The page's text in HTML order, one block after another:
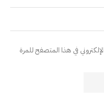
في هذا المتصفح للمرة